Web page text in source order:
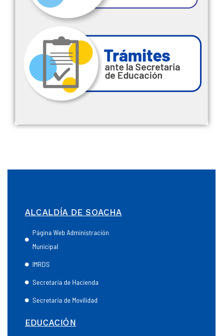
ALCALDÍA DE SOACHA
Página Web Administración
Municipal
IMRDS
Secretaría de Hacienda
Secretaría de Movilidad
EDUCACIÓN